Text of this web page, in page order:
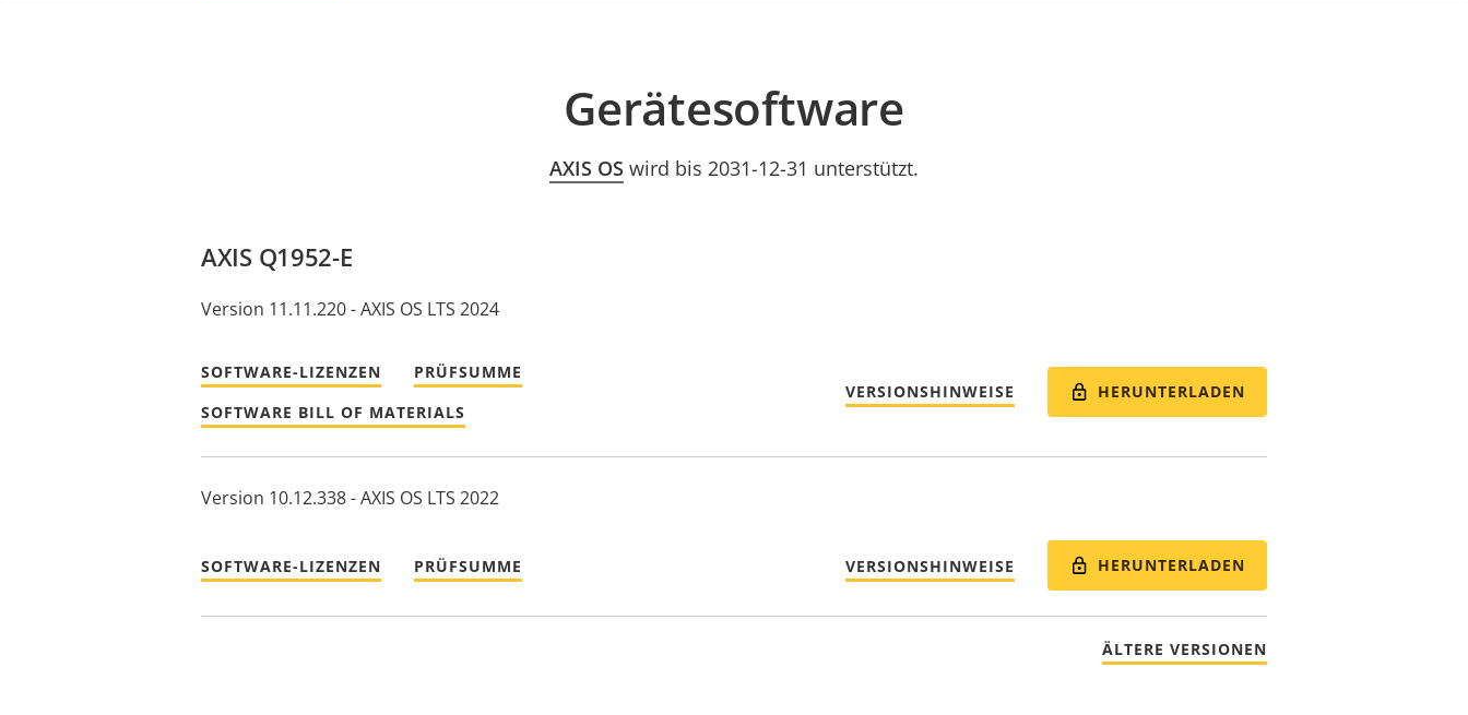
Gerätesoftware
AXIS OS wird bis 2031-12-31 unterstützt.
AXIS Q1952-E
Version 11.11.220 - AXIS OS LTS 2024
SOFTWARE-LIZENZEN
PRÜFSUMME
SOFTWARE BILL OF MATERIALS
VERSIONSHINWEISE HERUNTERLADEN
Version 10.12.338 - AXIS OS LTS 2022
SOFTWARE-LIZENZEN PRÜFSUMME VERSIONSHINWEISE HERUNTERLADEN
ÄLTERE VERSIONEN